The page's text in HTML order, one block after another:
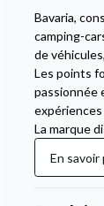
Bavaria,
camping-
de
Les points
passionnée
La marque
En savoir